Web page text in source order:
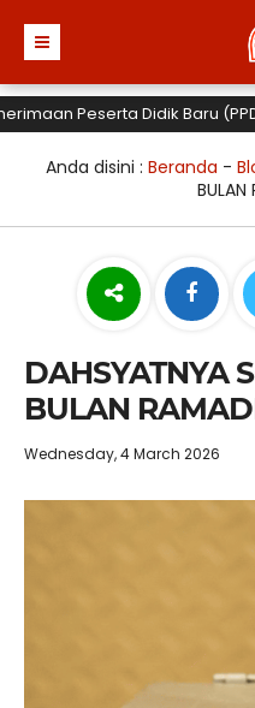
Peserta Didik Baru (PPDB)
Anda disini : Beranda -
BULAN
DAHSYATNYA
BULAN
Wednesday, 4 March 2026